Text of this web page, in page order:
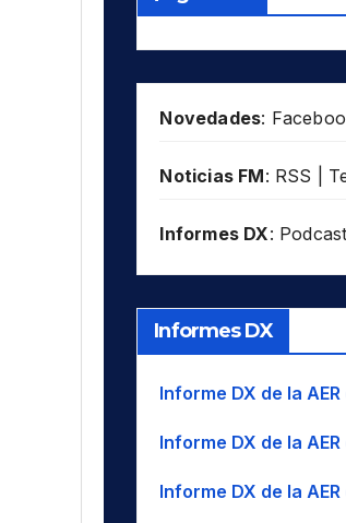
Novedades:
Noticias FM: RSS
Informes DX: Podcast
Informes DX
Informe DX de la
Informe DX de la
Informe DX de la